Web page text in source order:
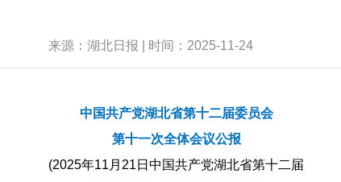
来源：湖北日报 | 时间：2025-11-24
中国共产党湖北省第十二届委员会
第十一次全体会议公报
(2025年11月21日中国共产党湖北省第十二届